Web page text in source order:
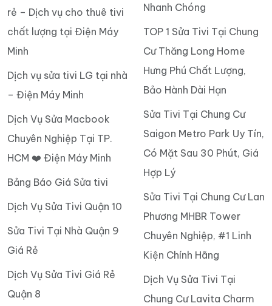
rẻ – Dịch vụ cho thuê tivi
chất lượng tại Điện Máy
Minh
Dịch vụ sửa tivi LG tại nhà
– Điện Máy Minh
Dịch Vụ Sửa Macbook
Chuyên Nghiệp Tại TP.
HCM ❤️ Điện Máy Minh
Bảng Báo Giá Sửa tivi
Dịch Vụ Sửa Tivi Quận 10
Sửa Tivi Tại Nhà Quận 9
Giá Rẻ
Dịch Vụ Sửa Tivi Giá Rẻ
Quận 8
Nhanh Chóng
TOP 1 Sửa Tivi Tại Chung
Cư Thăng Long Home
Hưng Phú Chất Lượng,
Bảo Hành Dài Hạn
Sửa Tivi Tại Chung Cư
Saigon Metro Park Uy Tín,
Có Mặt Sau 30 Phút, Giá
Hợp Lý
Sửa Tivi Tại Chung Cư Lan
Phương MHBR Tower
Chuyên Nghiệp, #1 Linh
Kiện Chính Hãng
Dịch Vụ Sửa Tivi Tại
Chung Cư Lavita Charm